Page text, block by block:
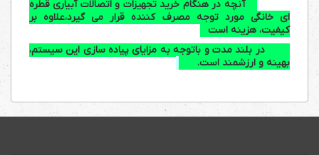
آنچه در هنگام خرید تجهیزات و اتصالات آبیاری قطره
ای خانگی مورد توجه مصرف کننده قرار می گیرد،علاوه بر
کیفیت، هزینه است
در بلند مدت و باتوجه به مزایای پیاده سازی این سیستم،
بهینه و ارزشمند است.